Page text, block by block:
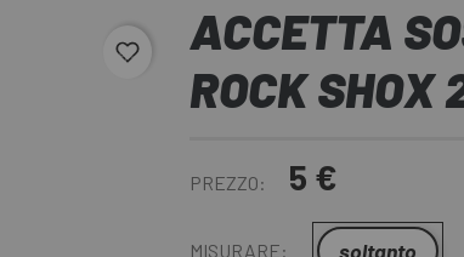
favorite_border
ACCETTA
ROCK SHOX
PREZZO: 5 €
MISURARE: soltanto